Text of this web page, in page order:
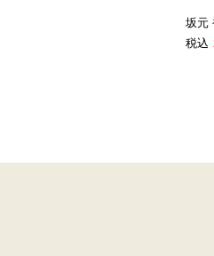
坂元
税込